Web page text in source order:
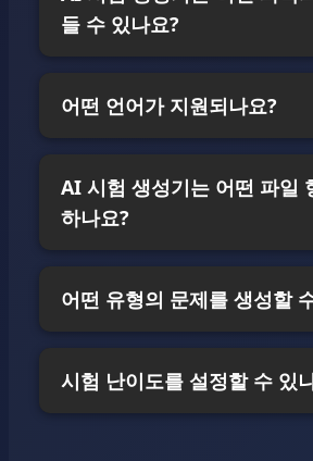
들 수 있나요?
어떤 언어가 지원되나요?
AI 시험 생성기는 어떤 파일
하나요?
어떤 유형의 문제를 생성할
시험 난이도를 설정할 수 있